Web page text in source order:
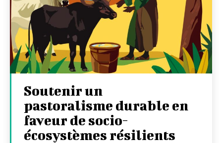
Soutenir un
pastoralisme durable en
faveur de socio-
écosystèmes résilients